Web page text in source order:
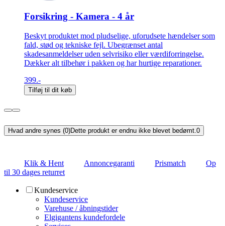
Forsikring - Kamera - 4 år
Beskyt produktet mod pludselige, uforudsete hændelser som
fald, stød og tekniske fejl. Ubegrænset antal
skadesanmeldelser uden selvrisiko eller værdiforringelse.
Dækker alt tilbehør i pakken og har hurtige reparationer.
399.-
Tilføj til dit køb
Hvad andre synes (0)Dette produkt er endnu ikke blevet bedømt.0
Klik & Hent Annoncegaranti Prismatch
Op
til 30 dages returret
Kundeservice
Kundeservice
Varehuse / åbningstider
Elgigantens kundefordele